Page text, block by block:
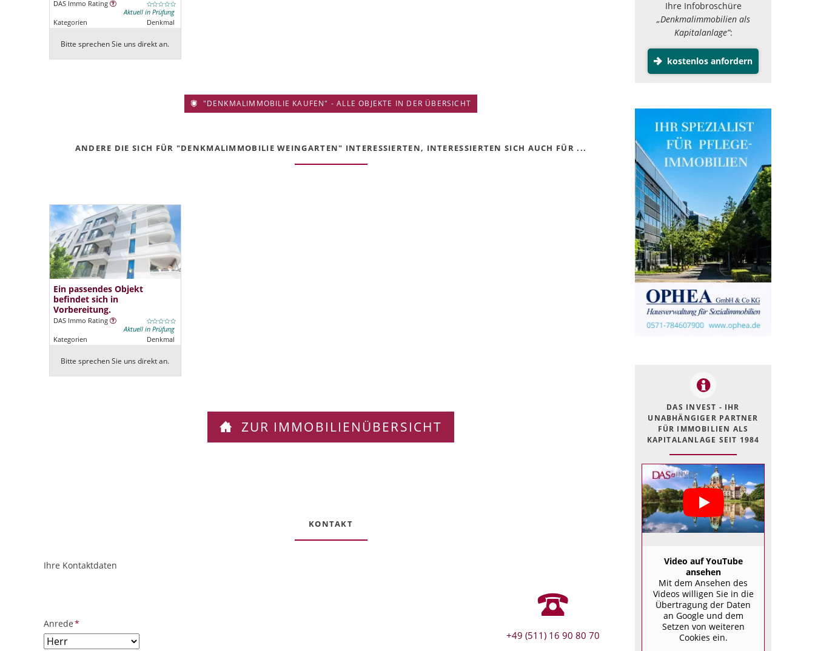
DAS Immo Rating
Aktuell in Prüfung
Kategorien
Denkmal
Bitte sprechen Sie uns direkt an.
"DENKMALIMMOBILIE KAUFEN" - ALLE OBJEKTE IN DER ÜBERSICHT
ANDERE DIE SICH FÜR "DENKMALIMMOBILIE WEINGARTEN" INTERESSIERTEN, INTERESSIERTEN SICH AUCH FÜR ...
Ein passendes Objekt
befindet sich in
Vorbereitung.
DAS Immo Rating
Aktuell in Prüfung
Kategorien
Denkmal
Bitte sprechen Sie uns direkt an.
ZUR IMMOBILIENÜBERSICHT
KONTAKT
ObjektPlatzhalter
URL
Ihre Kontaktdaten
Pflichtfeld
Anrede*
+49 (511) 16 90 80 70
Ihre Infobroschüre
„Denkmalimmobilien als
Kapitalanlage”:
kostenlos anfordern
DAS INVEST - IHR
UNABHÄNGIGER PARTNER
FÜR IMMOBILIEN ALS
KAPITALANLAGE SEIT 1984
Video auf YouTube
ansehen
Mit dem Ansehen des
Videos willigen Sie in die
Übertragung der Daten
an Google und dem
Setzen von weiteren
Cookies ein.